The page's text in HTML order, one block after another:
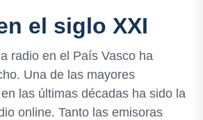
el siglo XXI
radio en el País Vasco ha
Una de las mayores
las últimas décadas ha sido la
online. Tanto las emisoras